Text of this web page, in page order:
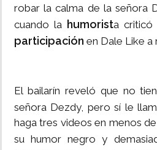
robar la calma de la señora
cuando la humorista criticó
participación en Dale Like a
El bailarín reveló que no
señora Dezdy, pero sí le
haga tres videos en menos
su humor negro y